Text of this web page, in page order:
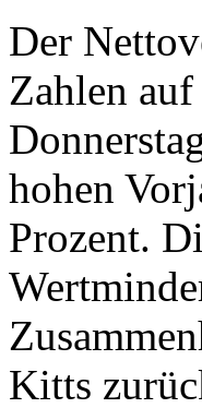
Der
Zahlen
hohen
Prozent.
Kitts